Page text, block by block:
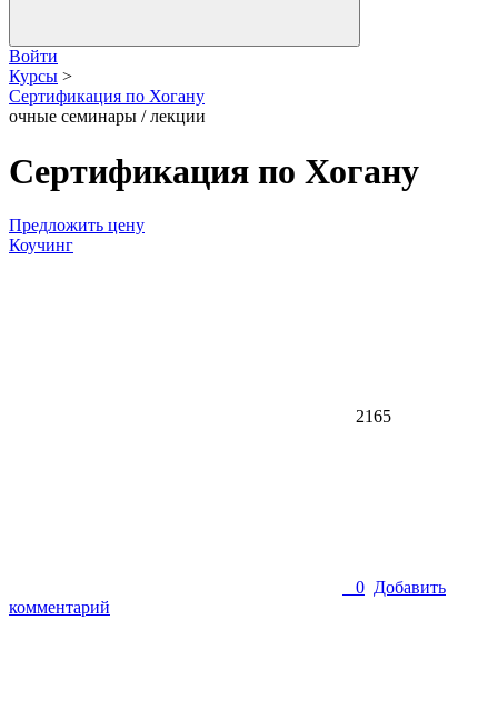
Войти
Курсы >
Сертификация по Хогану
очные семинары / лекции
Сертификация по Хогану
Предложить цену
Коучинг
2165
0 Добавить
комментарий